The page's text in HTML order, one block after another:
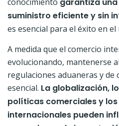
suministro eficiente y sin
es esencial para el éxito en
A medida que el comercio
evolucionando, mantenerse
regulaciones aduaneras y de
esencial. La globalización,
políticas comerciales y
internacionales pueden